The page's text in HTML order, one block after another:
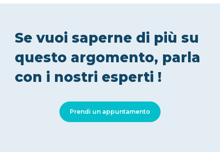
Prendi un appuntamento
Se vuoi saperne di più su
questo argomento, parla
con i nostri esperti !